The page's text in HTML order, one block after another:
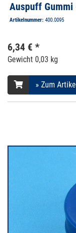
Auspuff Gummi
Artikelnummer: 400.0095
6,34 € *
Gewicht 0,03 kg
» Zum